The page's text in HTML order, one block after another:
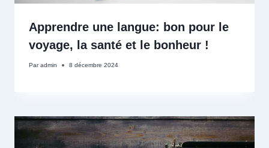
Apprendre une langue: bon pour le
voyage, la santé et le bonheur !
Par admin 8 décembre 2024